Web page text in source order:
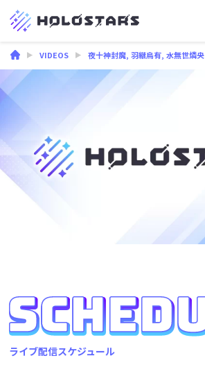
VIDEOS 夜十神封魔,羽継烏有,水無世燐央
ライブ配信スケジュール